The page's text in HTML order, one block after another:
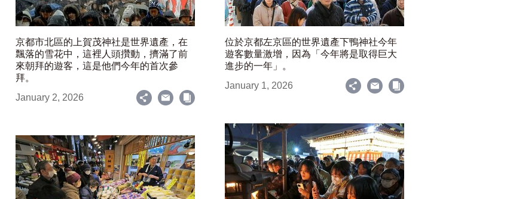
京都市北區的上賀茂神社是世界遺產，在
飄落的雪花中，這裡人頭攢動，擠滿了前
來朝拜的遊客，這是他們今年的首次參
拜。
January 2, 2026
位於京都左京區的世界遺產下鴨神社今年
遊客數量激增，因為「今年將是取得巨大
進步的一年」。
January 1, 2026